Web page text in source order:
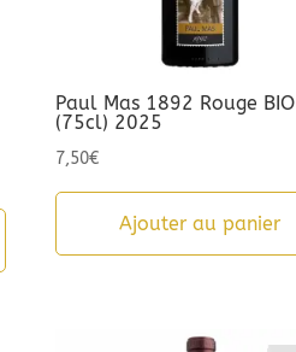
Paul Mas 1892 Rouge BIO
(75cl) 2025
7,50€
Ajouter au panier